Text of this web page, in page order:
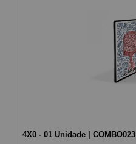
4X0 - 01 Unidade | COMBO023